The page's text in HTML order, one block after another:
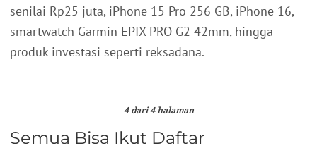
senilai Rp25 juta, iPhone 15 Pro 256 GB, iPhone 16,
smartwatch Garmin EPIX PRO G2 42mm, hingga
produk investasi seperti reksadana.
4 dari 4 halaman
Semua Bisa Ikut Daftar